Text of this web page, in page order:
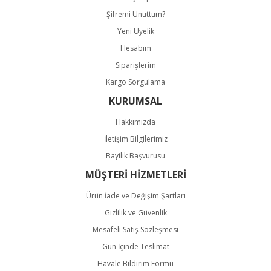
Şifremi Unuttum?
Yeni Üyelik
Hesabım
Siparişlerim
Kargo Sorgulama
KURUMSAL
Hakkımızda
İletişim Bilgilerimiz
Bayilik Başvurusu
MÜŞTERİ HİZMETLERİ
Ürün İade ve Değişim Şartları
Gizlilik ve Güvenlik
Mesafeli Satış Sözleşmesi
Gün İçinde Teslimat
Havale Bildirim Formu